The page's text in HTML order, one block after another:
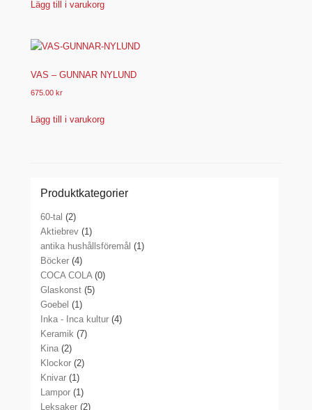
Lägg till i varukorg
VAS – GUNNAR NYLUND
675.00 kr
Lägg till i varukorg
Produktkategorier
60-tal (2)
Aktiebrev (1)
antika hushållsföremål (1)
Böcker (4)
COCA COLA (0)
Glaskonst (5)
Goebel (1)
Inka - Inca kultur (4)
Keramik (7)
Kina (2)
Klockor (2)
Knivar (1)
Lampor (1)
Leksaker (2)